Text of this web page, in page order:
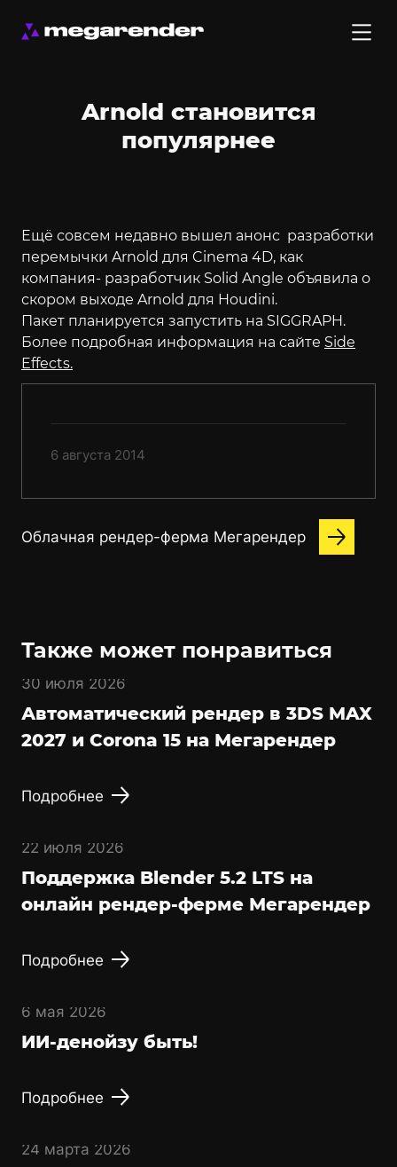
Arnold становится
популярнее
Ещё совсем недавно вышел анонс разработки
перемычки Arnold для Cinema 4D, как
компания- разработчик Solid Angle объявила о
скором выходе Arnold для Houdini.
Пакет планируется запустить на SIGGRAPH.
Более подробная информация на сайте Side
Effects.
6 августа 2014
Облачная рендер-ферма Мегарендер
Также может понравиться
30 июля 2026
Автоматический рендер в 3DS MAX
2027 и Corona 15 на Мегарендер
Подробнее
22 июля 2026
Поддержка Blender 5.2 LTS на
онлайн рендер-ферме Мегарендер
Подробнее
6 мая 2026
ИИ-денойзу быть!
Подробнее
24 марта 2026